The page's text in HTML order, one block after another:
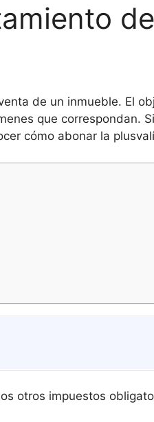
de
de un inmueble. El
que correspondan.
cómo abonar la
otros impuestos